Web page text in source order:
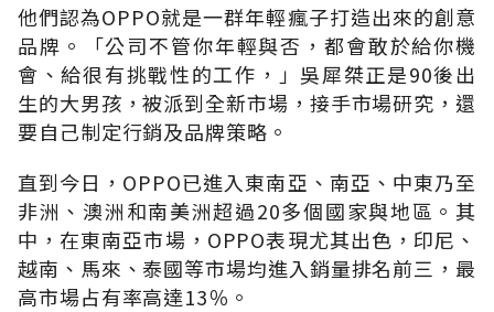
他們認為OPPO就是一群年輕瘋子打造出來的創意
品牌。「公司不管你年輕與否，都會敢於給你機
會、給很有挑戰性的工作，」吳犀桀正是90後出
生的大男孩，被派到全新市場，接手市場研究，還
要自己制定行銷及品牌策略。
直到今日，OPPO已進入東南亞、南亞、中東乃至
非洲、澳洲和南美洲超過20多個國家與地區。其
中，在東南亞市場，OPPO表現尤其出色，印尼、
越南、馬來、泰國等市場均進入銷量排名前三，最
高市場占有率高達13％。